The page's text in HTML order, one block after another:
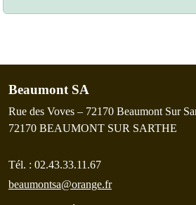
Beaumont SA
Rue des Voves – 72170 Beaumont Sur
72170 BEAUMONT SUR SARTHE
Tél. : 02.43.33.11.67
beaumontsa@orange.fr